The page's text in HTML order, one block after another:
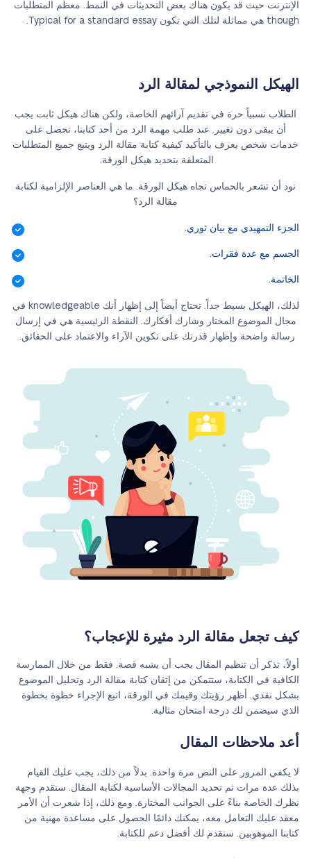
الإنترنت حيث قد يكون هناك بعض التحديثات في النمط. معظم المتطلبات
though هي مماثلة لتلك التي تكون Typical for a standard essay.
الهيكل النموذجي لمقالة الرد
الطلاب نسبياً حرة في تقديم آرائهم الخاصة، ولكن هناك هيكل ثابت يجب
أن يبقى دون تغيير. عند طلب مهمة الرد من أحد كتابنا، تحصل على
خدمات شخص يعرف بالتأكيد كيفية كتابة مقالة الرد ويتبع جميع المتطلبات
المتعلقة بتحديد هيكل الورقة.
نود أن تشعر بالحماس تجاه هيكل الورقة. ما هي العناصر الإلزامية لكتابة
مقالة الرد؟
الجزء التمهيدي مع بيان ثوري.
الجسم مع عدة فقرات.
الخاتمة.
لذلك، الهيكل بسيط جداً. تحتاج أيضاً إلى إظهار أنك knowledgeable في
مجال الموضوع المختار وشارك أفكارك. النقطة الرئيسية هي في إرسال
رسالة واضحة وإظهار قدرتك على تكوين الآراء والاعتماد على الحقائق.
كيف تجعل مقالة الرد مثيرة للإعجاب؟
أولاً، تذكر أن تنظيم المقال يجب أن يشبه قصة. فقط من خلال الممارسة
الكافية في الكتابة، ستتمكن من إتقان كتابة مقالة الرد وتحليل الموضوع
بشكل نقدي. أظهر رؤيتك وقيمك في الورقة، اتبع الإجراء خطوة بخطوة
الذي سيضمن لك درجة امتحان مثالية.
أعد ملاحظات المقال
لا يكفي المرور على النص مرة واحدة. بدلاً من ذلك، يجب عليك القيام
بذلك عدة مرات ثم تحديد المجالات الأساسية لكتابة المقال. ستقدم وجهة
نظرك الخاصة بناءً على الجوانب المختارة. ومع ذلك، إذا شعرت أن الأمر
معقد عليك التعامل معه، يمكنك دائمًا الحصول على مساعدة مهنية من
كتابنا الموهوبين. سنقدم لك أفضل دعم للكتابة.